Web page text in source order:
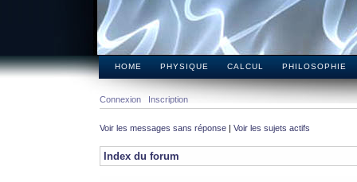
HOME PHYSIQUE CALCUL PHILOSOPHIE
Connexion Inscription
Voir les messages sans réponse | Voir les sujets actifs
Index du forum